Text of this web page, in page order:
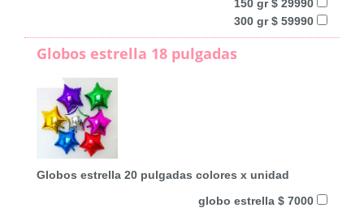
150 gr $ 29990
300 gr $ 59990
Globos estrella 18 pulgadas
Globos estrella 20 pulgadas colores x unidad
globo estrella $ 7000